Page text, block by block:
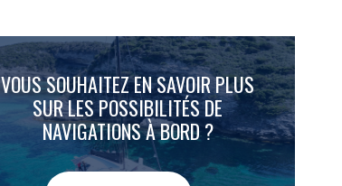
VOUS SOUHAITEZ EN SAVOIR PLUS
SUR LES POSSIBILITÉS DE
NAVIGATIONS À BORD ?